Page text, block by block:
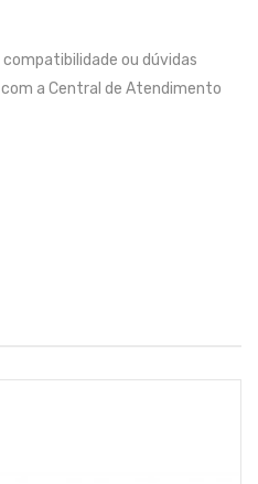
ou dúvidas
a Central de Atendimento